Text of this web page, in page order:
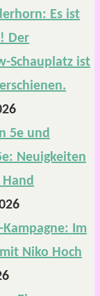
Es ist
Der
Schauplatz ist
5e und
Neuigkeiten
Im
Niko Hoch